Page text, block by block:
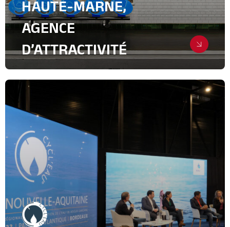
HAUTE-MARNE,
AGENCE
D’ATTRACTIVITÉ
Achat médias
Relations influenceurs
Relations Presse
Collectivités Territoriales